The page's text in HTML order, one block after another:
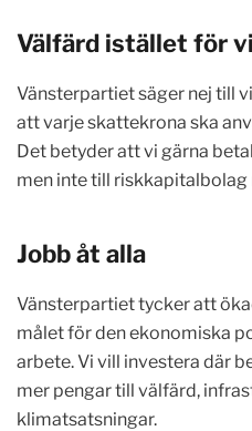
Välfärd istället för
Vänsterpartiet säger nej till
att varje skattekrona ska
Det betyder att vi gärna
men inte till riskkapitalbolag
Jobb åt alla
Vänsterpartiet tycker att
målet för den ekonomiska
arbete. Vi vill investera där
mer pengar till välfärd,
klimatsatsningar.